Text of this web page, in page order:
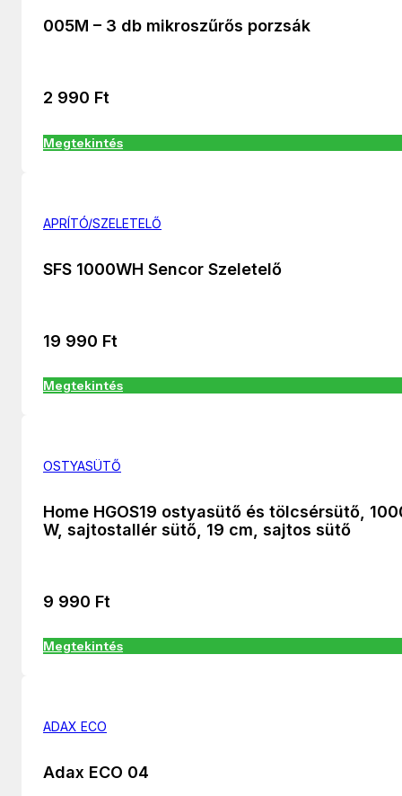
005M – 3 db mikroszűrős porzsák
2 990 Ft
Megtekintés
APRÍTÓ/SZELETELŐ
SFS 1000WH Sencor Szeletelő
19 990 Ft
Megtekintés
OSTYASÜTŐ
Home HGOS19 ostyasütő és tölcsérsütő,
W, sajtostallér sütő, 19 cm, sajtos sütő
9 990 Ft
Megtekintés
ADAX ECO
Adax ECO 04